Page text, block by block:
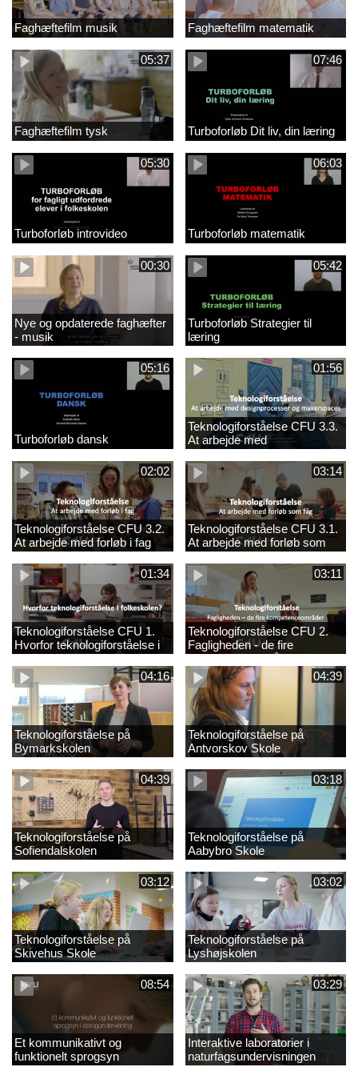
Faghæftefilm musik Faghæftefilm matematik
05:37
Faghæftefilm tysk
07:46
Turboforløb Dit liv, din læring
05:30
Turboforløb introvideo
06:03
Turboforløb matematik
00:30
Nye og opdaterede faghæfter
- musik
05:42
Turboforløb Strategier til
læring
05:16
Turboforløb dansk
01:56
Teknologiforståelse CFU 3.3.
At arbejde med
designprocesser og
makerspaces
02:02
Teknologiforståelse CFU 3.2.
At arbejde med forløb i fag
03:14
Teknologiforståelse CFU 3.1.
At arbejde med forløb som
fag
01:34
Teknologiforståelse CFU 1.
Hvorfor teknologiforståelse i
folkeskolen?
03:11
Teknologiforståelse CFU 2.
Fagligheden - de fire
kompetenceområder
04:16
Teknologiforståelse på
Bymarkskolen
04:39
Teknologiforståelse på
Antvorskov Skole
04:39
Teknologiforståelse på
Sofiendalskolen
03:18
Teknologiforståelse på
Aabybro Skole
03:12
Teknologiforståelse på
Skivehus Skole
03:02
Teknologiforståelse på
Lyshøjskolen
08:54
Et kommunikativt og
funktionelt sprogsyn
03:29
Interaktive laboratorier i
naturfagsundervisningen